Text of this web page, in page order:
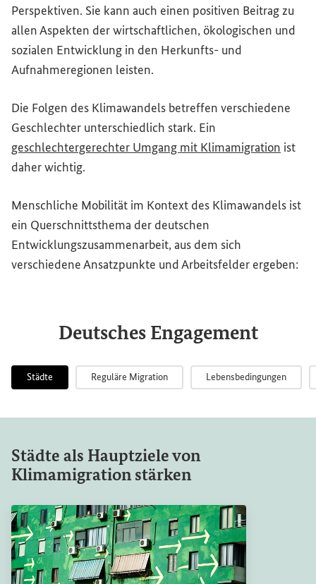
Perspektiven. Sie kann auch einen positiven Beitrag zu
allen Aspekten der wirtschaftlichen, ökologischen und
sozialen Entwicklung in den Herkunfts- und
Aufnahmeregionen leisten.
Die Folgen des Klimawandels betreffen verschiedene
Geschlechter unterschiedlich stark. Ein
geschlechtergerechter Umgang mit Klimamigration ist
daher wichtig.
Menschliche Mobilität im Kontext des Klimawandels ist
ein Querschnittsthema der deutschen
Entwicklungszusammenarbeit, aus dem sich
verschiedene Ansatzpunkte und Arbeitsfelder ergeben:
Deutsches Engagement
Städte Reguläre Migration Lebensbedingungen
Städte als Hauptziele von
Klimamigration stärken
Potenziale regulärer Migration nutzen
Lebensbedingungen vor Ort verbessern
Risiken erkennen und vermindern